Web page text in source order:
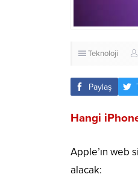
Teknoloji
Paylaş
Hangi
Apple’ın web
alacak: